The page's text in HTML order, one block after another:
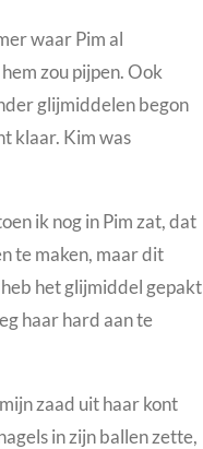
waar Pim al
zou pijpen. Ook
glijmiddelen begon
klaar. Kim was
ik nog in Pim zat, dat
te maken, maar dit
het glijmiddel gepakt
haar hard aan te
zaad uit haar kont
in zijn ballen zette,